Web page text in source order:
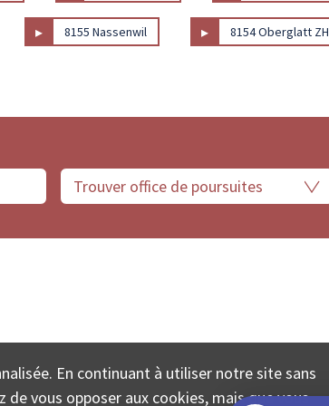
▸ 8155 Nassenwil ▸ 8154 Oberglatt ZH
En continuant à utiliser notre site sans
vous opposer aux cookies, mais que vous
plus.ch est un service de Collecta SA.